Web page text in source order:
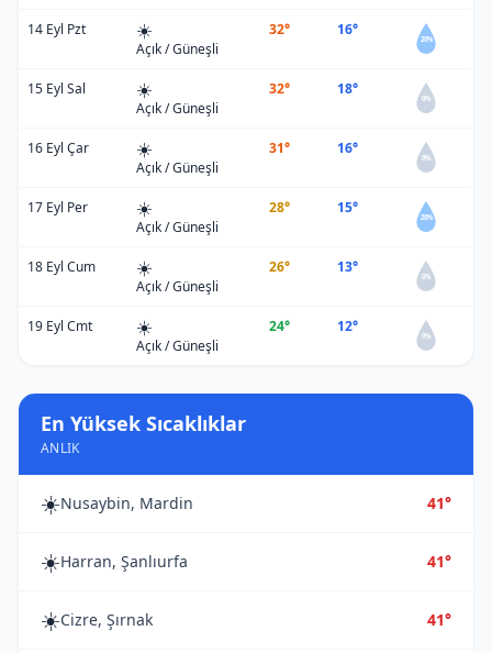
14 Eyl Pzt ☀️
Açık / Güneşli
32° 16°
20%
15 Eyl Sal ☀️
Açık / Güneşli
32° 18°
0%
16 Eyl Çar ☀️
Açık / Güneşli
31° 16°
0%
17 Eyl Per ☀️
Açık / Güneşli
28° 15°
20%
18 Eyl Cum ☀️
Açık / Güneşli
26° 13°
0%
19 Eyl Cmt ☀️
Açık / Güneşli
24° 12°
0%
En Yüksek Sıcaklıklar
ANLIK
☀️Nusaybin, Mardin 41°
☀️Harran, Şanlıurfa 41°
☀️Cizre, Şırnak 41°